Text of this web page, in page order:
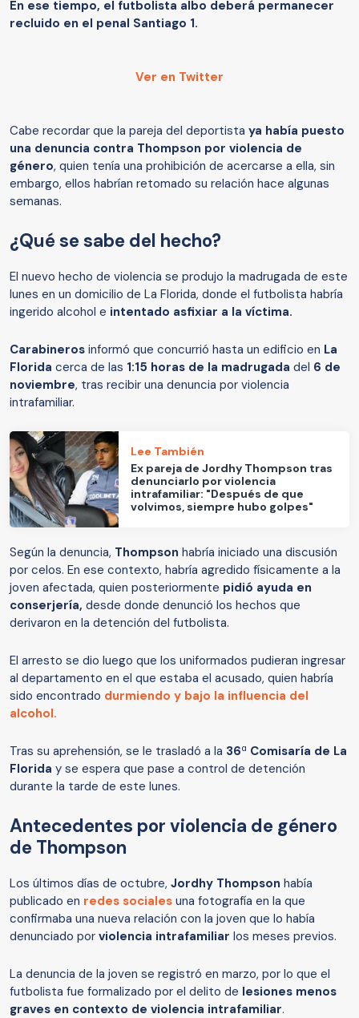
En ese tiempo, el futbolista albo deberá permanecer
recluido en el penal Santiago 1.
Ver en Twitter
Cabe recordar que la pareja del deportista ya había puesto
una denuncia contra Thompson por violencia de
género, quien tenía una prohibición de acercarse a ella, sin
embargo, ellos habrían retomado su relación hace algunas
semanas.
¿Qué se sabe del hecho?
El nuevo hecho de violencia se produjo la madrugada de este
lunes en un domicilio de La Florida, donde el futbolista habría
ingerido alcohol e intentado asfixiar a la víctima.
Carabineros informó que concurrió hasta un edificio en La
Florida cerca de las 1:15 horas de la madrugada del 6 de
noviembre, tras recibir una denuncia por violencia
intrafamiliar.
Lee También
Ex pareja de Jordhy Thompson tras
denunciarlo por violencia
intrafamiliar: "Después de que
volvimos, siempre hubo golpes"
Según la denuncia, Thompson habría iniciado una discusión
por celos. En ese contexto, habría agredido físicamente a la
joven afectada, quien posteriormente pidió ayuda en
conserjería, desde donde denunció los hechos que
derivaron en la detención del futbolista.
El arresto se dio luego que los uniformados pudieran ingresar
al departamento en el que estaba el acusado, quien habría
sido encontrado durmiendo y bajo la influencia del
alcohol.
Tras su aprehensión, se le trasladó a la 36ª Comisaría de La
Florida y se espera que pase a control de detención
durante la tarde de este lunes.
Antecedentes por violencia de género
de Thompson
Los últimos días de octubre, Jordhy Thompson había
publicado en redes sociales una fotografía en la que
confirmaba una nueva relación con la joven que lo había
denunciado por violencia intrafamiliar los meses previos.
La denuncia de la joven se registró en marzo, por lo que el
futbolista fue formalizado por el delito de lesiones menos
graves en contexto de violencia intrafamiliar.